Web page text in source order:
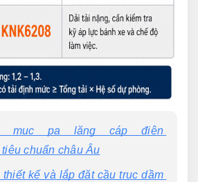
mục pa lăng cáp điện
chuẩn châu Âu
kế và lắp đặt cầu trục dầm